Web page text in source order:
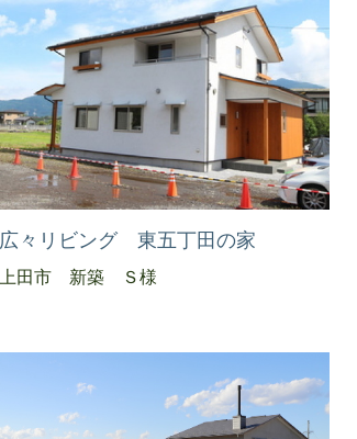
広々リビング 東五丁田の家
上田市 新築 Ｓ様